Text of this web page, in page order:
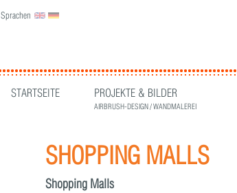
Sprachen English
STARTSEITE PROJEKTE & BILDER
AIRBRUSH-DESIGN / WANDMALEREI
SHOPPING MALLS
Shopping Malls